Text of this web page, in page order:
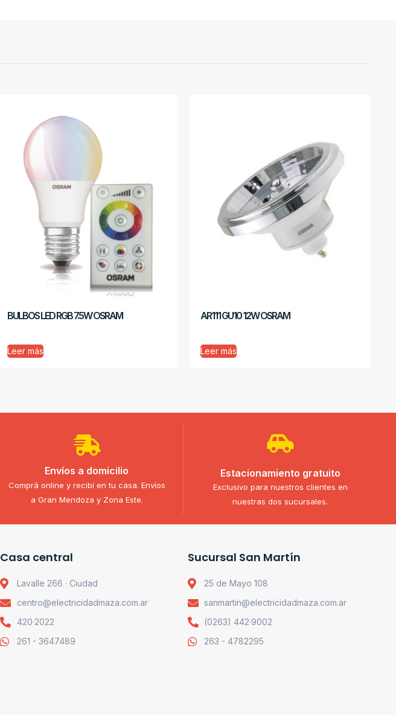
BULBOS LED RGB 7.5W OSRAM
Leer más
AR111 GU10 12W OSRAM
Leer más
Envíos a domicilio
Comprá online y recibí en tu casa. Envíos
a Gran Mendoza y Zona Este.
Estacionamiento gratuito
Exclusivo para nuestros clientes en
nuestras dos sucursales.
Casa central
Lavalle 266 · Ciudad
centro@electricidadmaza.com.ar
420·2022
261 - 3647489
Sucursal San Martín
25 de Mayo 108
sanmartin@electricidadmaza.com.ar
(0263) 442·9002
263 - 4782295